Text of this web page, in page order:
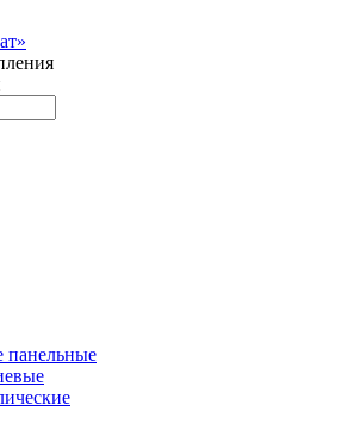
панельные